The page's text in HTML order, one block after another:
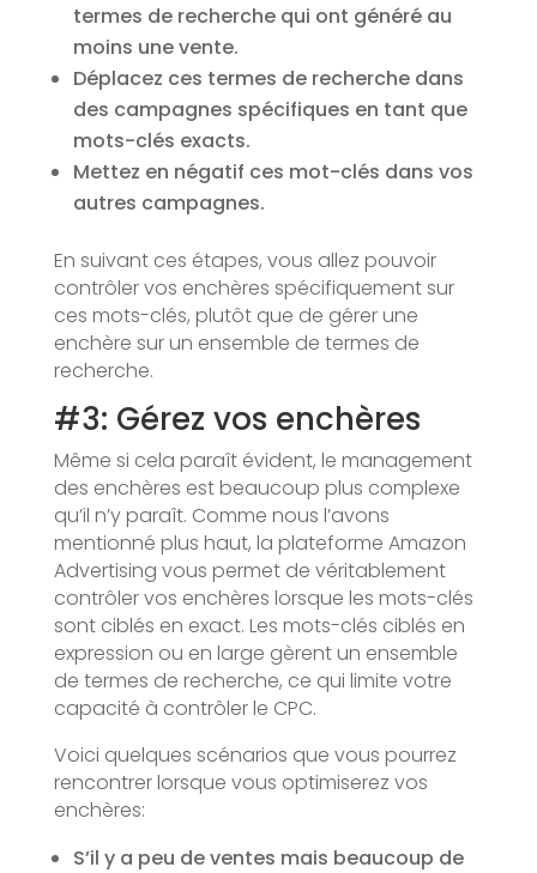
termes de recherche qui ont généré au
moins une vente.
Déplacez ces termes de recherche dans
des campagnes spécifiques en tant que
mots-clés exacts.
Mettez en négatif ces mot-clés dans vos
autres campagnes.
En suivant ces étapes, vous allez pouvoir
contrôler vos enchères spécifiquement sur
ces mots-clés, plutôt que de gérer une
enchère sur un ensemble de termes de
recherche.
#3: Gérez vos enchères
Même si cela paraît évident, le management
des enchères est beaucoup plus complexe
qu’il n’y paraît. Comme nous l’avons
mentionné plus haut, la plateforme Amazon
Advertising vous permet de véritablement
contrôler vos enchères lorsque les mots-clés
sont ciblés en exact. Les mots-clés ciblés en
expression ou en large gèrent un ensemble
de termes de recherche, ce qui limite votre
capacité à contrôler le CPC.
Voici quelques scénarios que vous pourrez
rencontrer lorsque vous optimiserez vos
enchères:
S’il y a peu de ventes mais beaucoup de